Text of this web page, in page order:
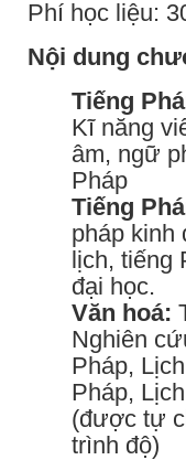
Phí học liệu:
Nội dung
Tiếng
Kĩ năng
âm, ngữ
Pháp
Tiếng
pháp kinh
lịch, tiếng
đại học.
Văn hoá:
Nghiên
Pháp,
Pháp,
(được tự
trình độ)